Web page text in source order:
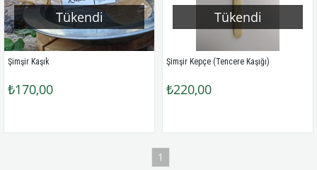
Tükendi
Şimşir Kaşık
₺170,00
Tükendi
Şimşir Kepçe (Tencere Kaşığı)
₺220,00
1